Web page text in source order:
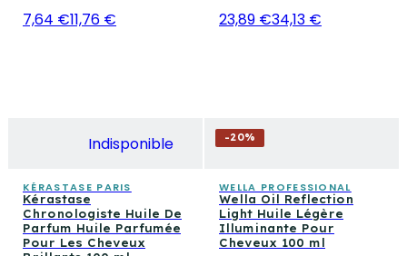
7,64 €11,76 € 23,89 €34,13 €
Indisponible
KÉRASTASE PARIS
Kérastase
Chronologiste Huile De
Parfum Huile Parfumée
Pour Les Cheveux
-20%
WELLA PROFESSIONAL
Wella Oil Reflection
Light Huile Légère
Illuminante Pour
Cheveux 100 ml